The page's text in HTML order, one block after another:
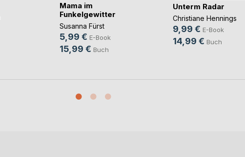
Mama im
Funkelgewitter
Susanna Fürst
5,99 € E-Book
15,99 € Buch
Unterm Radar
Christiane Hennings
9,99 € E-Book
14,99 € Buch